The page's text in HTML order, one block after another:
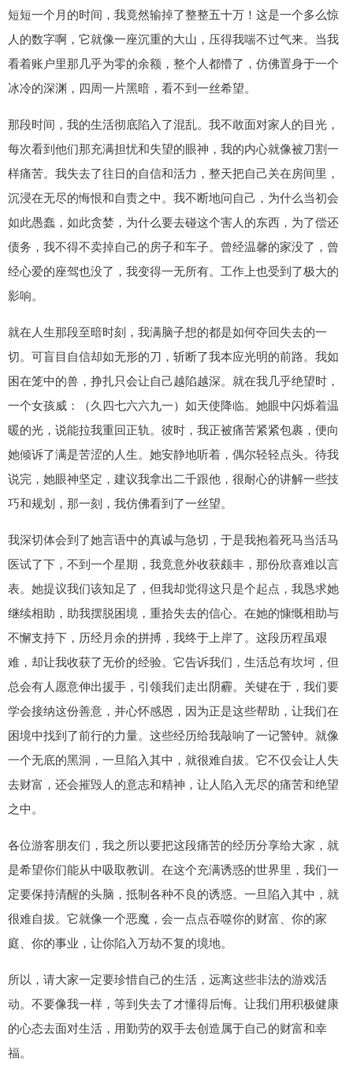
短短一个月的时间，我竟然输掉了整整五十万！这是一个多么惊
人的数字啊，它就像一座沉重的大山，压得我喘不过气来。当我
看着账户里那几乎为零的余额，整个人都懵了，仿佛置身于一个
冰冷的深渊，四周一片黑暗，看不到一丝希望。
那段时间，我的生活彻底陷入了混乱。我不敢面对家人的目光，
每次看到他们那充满担忧和失望的眼神，我的内心就像被刀割一
样痛苦。我失去了往日的自信和活力，整天把自己关在房间里，
沉浸在无尽的悔恨和自责之中。我不断地问自己，为什么当初会
如此愚蠢，如此贪婪，为什么要去碰这个害人的东西，为了偿还
债务，我不得不卖掉自己的房子和车子。曾经温馨的家没了，曾
经心爱的座驾也没了，我变得一无所有。工作上也受到了极大的
影响。
就在人生那段至暗时刻，我满脑子想的都是如何夺回失去的一
切。可盲目自信却如无形的刀，斩断了我本应光明的前路。我如
困在笼中的兽，挣扎只会让自己越陷越深。就在我几乎绝望时，
一个女孩威：（久四七六六九一）如天使降临。她眼中闪烁着温
暖的光，说能拉我重回正轨。彼时，我正被痛苦紧紧包裹，便向
她倾诉了满是苦涩的人生。她安静地听着，偶尔轻轻点头。待我
说完，她眼神坚定，建议我拿出二千跟他，很耐心的讲解一些技
巧和规划，那一刻，我仿佛看到了一丝望。
我深切体会到了她言语中的真诚与急切，于是我抱着死马当活马
医试了下，不到一个星期，我竟意外收获颇丰，那份欣喜难以言
表。她提议我们该知足了，但我却觉得这只是个起点，我恳求她
继续相助，助我摆脱困境，重拾失去的信心。在她的慷慨相助与
不懈支持下，历经月余的拼搏，我终于上岸了。这段历程虽艰
难，却让我收获了无价的经验。它告诉我们，生活总有坎坷，但
总会有人愿意伸出援手，引领我们走出阴霾。关键在于，我们要
学会接纳这份善意，并心怀感恩，因为正是这些帮助，让我们在
困境中找到了前行的力量。这些经历给我敲响了一记警钟。就像
一个无底的黑洞，一旦陷入其中，就很难自拔。它不仅会让人失
去财富，还会摧毁人的意志和精神，让人陷入无尽的痛苦和绝望
之中。
各位游客朋友们，我之所以要把这段痛苦的经历分享给大家，就
是希望你们能从中吸取教训。在这个充满诱惑的世界里，我们一
定要保持清醒的头脑，抵制各种不良的诱惑。一旦陷入其中，就
很难自拔。它就像一个恶魔，会一点点吞噬你的财富、你的家
庭、你的事业，让你陷入万劫不复的境地。
所以，请大家一定要珍惜自己的生活，远离这些非法的游戏活
动。不要像我一样，等到失去了才懂得后悔。让我们用积极健康
的心态去面对生活，用勤劳的双手去创造属于自己的财富和幸
福。